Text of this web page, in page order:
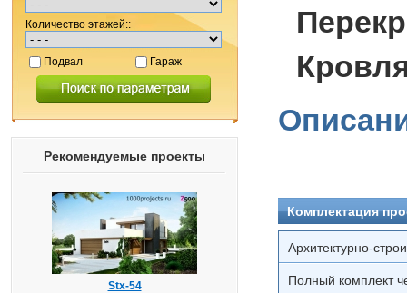
Количество этажей::
Подвал Гараж
Рекомендуемые проекты
Stx-54
Комплектация
Архитектурно-
Полный комплект